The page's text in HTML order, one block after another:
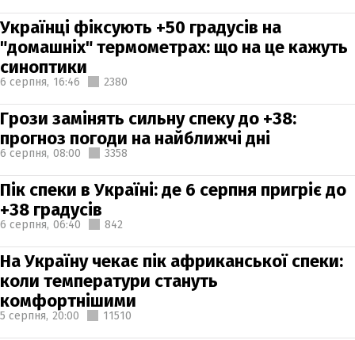
Українці фіксують +50 градусів на
"домашніх" термометрах: що на це кажуть
синоптики
6 серпня, 16:46 2380
Грози замінять сильну спеку до +38:
прогноз погоди на найближчі дні
6 серпня, 08:00 3358
Пік спеки в Україні: де 6 серпня пригріє до
+38 градусів
6 серпня, 06:40 842
На Україну чекає пік африканської спеки:
коли температури стануть
комфортнішими
5 серпня, 20:00 11510